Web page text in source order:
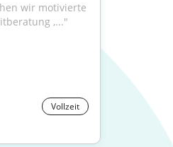
wir motivierte
,..."
Vollzeit